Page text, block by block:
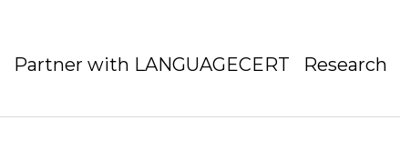
Partner with LANGUAGECERT Research